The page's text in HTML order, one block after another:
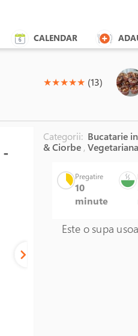
CALENDAR
(*)
★(*)
★(*)
★(*)
★(*)
★ (13)
Categorii: Bucatarie
& Ciorbe , Vegetariana
Pregatire
10
minute
Este o supa